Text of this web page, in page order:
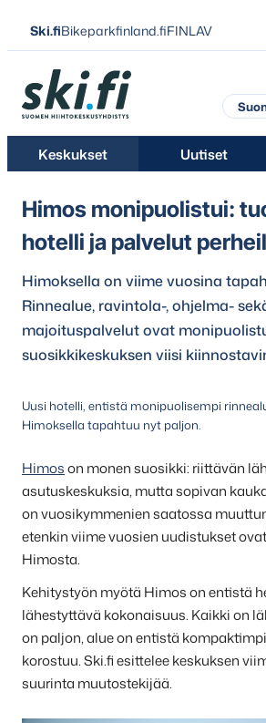
Siirry
suoraan
sisältöön
Ski.fiBikeparkfinland.fiFINLAV
Ski.fi
Keskukset Uutiset
Himos monipuolistui:
hotelli ja palvelut
Himoksella on viime vuosina
Rinnealue, ravintola-, ohjelma-
majoituspalvelut ovat
suosikkikeskuksen viisi
Uusi hotelli, entistä monipuolisempi
Himoksella tapahtuu nyt paljon.
Himoson monen suosikki: riittävän
asutuskeskuksia, mutta sopivan
on vuosikymmenien saatossa
etenkin viime vuosien uudistukset
Himosta.
Kehitystyön myötä Himos on entistä
lähestyttävä kokonaisuus. Kaikki on
on paljon, alue on entistä
korostuu. Ski.fi esittelee keskuksen
suurinta muutostekijää.